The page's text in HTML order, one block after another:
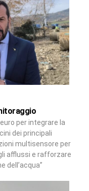
per integrare la
dei principali
multisensore per
afflussi e rafforzare
dell’acqua”